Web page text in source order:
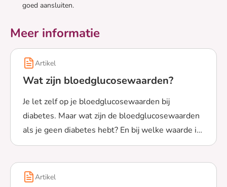
goed aansluiten.
Meer informatie
Artikel
Wat zijn bloedglucosewaarden?
Je let zelf op je bloedglucosewaarden bij
diabetes. Maar wat zijn de bloedglucosewaarden
als je geen diabetes hebt? En bij welke waarde is
er iets mis? Bekijk het hier.
Lees meer over Wat zijn bloedglucosewaarden?
Artikel